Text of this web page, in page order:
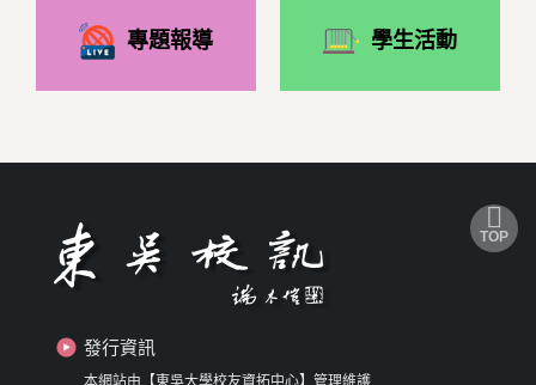
專題報導 學生活動
發行資訊
本網站由【東吳大學校友資拓中心】管理維護
TOP